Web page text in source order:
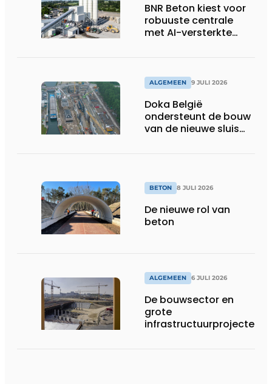
BNR Beton kiest voor
robuuste centrale
met AI-versterkte
ALGEMEEN 9 JULI 2026
Doka België
ondersteunt de bouw
van de nieuwe sluis
BETON 8 JULI 2026
De nieuwe rol van
beton
ALGEMEEN 6 JULI 2026
De bouwsector en
grote
infrastructuurprojecten